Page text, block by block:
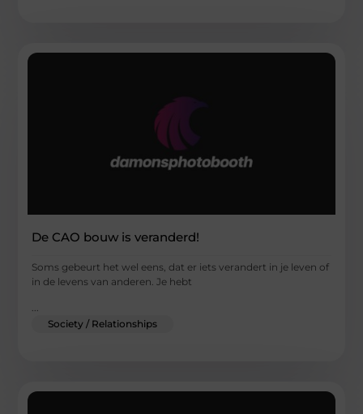
De CAO bouw is veranderd!
Soms gebeurt het wel eens, dat er iets verandert in je leven of
in de levens van anderen. Je hebt
...
Society / Relationships